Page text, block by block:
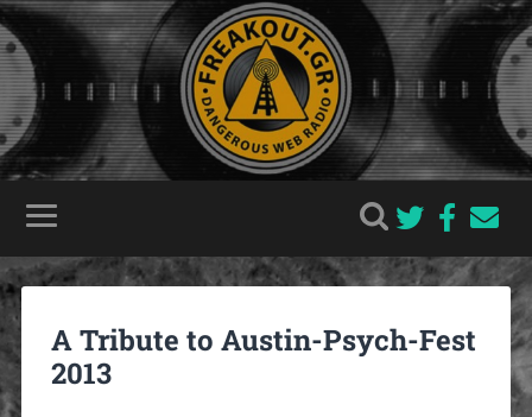
A Tribute to Austin-Psych-Fest
2013